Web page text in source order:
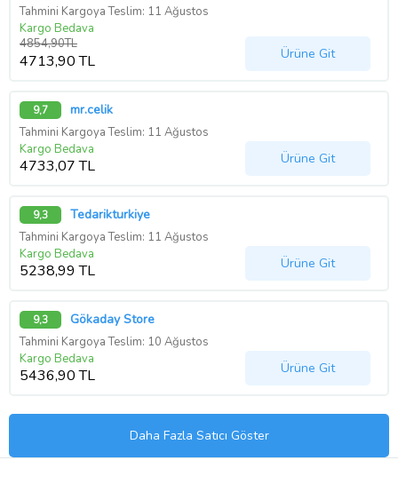
Tahmini Kargoya Teslim: 11 Ağustos
Kargo Bedava
4854,90TL
4713,90 TL Ürüne Git
9,7 mr.celik
Tahmini Kargoya Teslim: 11 Ağustos
Kargo Bedava
4733,07 TL Ürüne Git
9,3 Tedarikturkiye
Tahmini Kargoya Teslim: 11 Ağustos
Kargo Bedava
5238,99 TL Ürüne Git
9,3 Gökaday Store
Tahmini Kargoya Teslim: 10 Ağustos
Kargo Bedava
5436,90 TL Ürüne Git
Daha Fazla Satıcı Göster